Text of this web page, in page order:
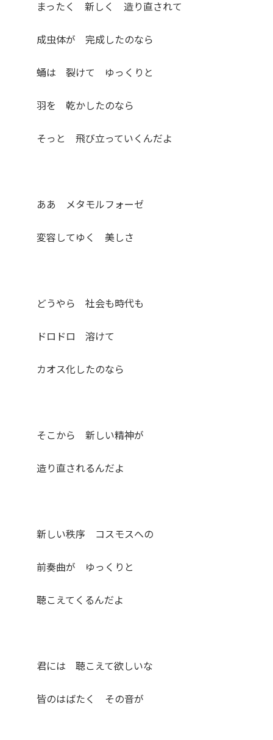
まったく 新しく 造り直されて
成虫体が 完成したのなら
蛹は 裂けて ゆっくりと
羽を 乾かしたのなら
そっと 飛び立っていくんだよ
ああ メタモルフォーゼ
変容してゆく 美しさ
どうやら 社会も時代も
ドロドロ 溶けて
カオス化したのなら
そこから 新しい精神が
造り直されるんだよ
新しい秩序 コスモスへの
前奏曲が ゆっくりと
聴こえてくるんだよ
君には 聴こえて欲しいな
皆のはばたく その音が